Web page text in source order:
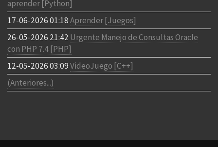
aprender [Python]
17-06-2026 01:18Aprender [Juegos]
26-05-2026 21:42 Urgente Manejo de Consultas Oracle
con PHP 7.4 [PHP]
12-05-2026 03:09VideoJuego [C++]
(Anteriores...)